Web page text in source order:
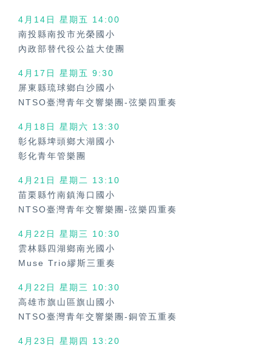
4月14日 星期五
14:00
南投縣南投市光榮國小
內政部替代役公益大使團
4月17日 星期五 9:30
屏東縣琉球鄉白沙國小
NTSO臺灣青年交響樂團-弦樂四重奏
4月18日 星期六 13:30
彰化縣埤頭鄉大湖國小
彰化青年管樂團
4月21日 星期二 13:10
苗栗縣竹南鎮海口國小
NTSO臺灣青年交響樂團-弦樂四重奏
4月22日 星期三
10:30
雲林縣四湖鄉南光國小
Muse Trio繆斯三重奏
4月22日 星期三
10:30
高雄市旗山區旗山國小
NTSO臺灣青年交響樂團-銅管五重奏
4月23日 星期四
13:20